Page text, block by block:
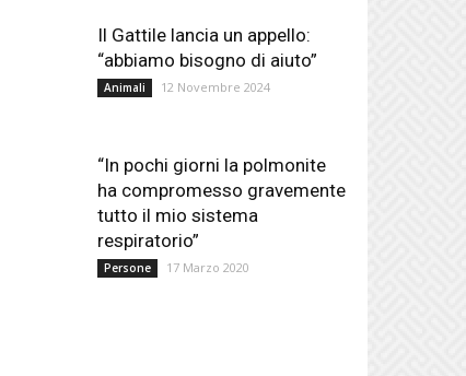
Il Gattile lancia un appello:
“abbiamo bisogno di aiuto”
Animali 12 Novembre 2024
“In pochi giorni la polmonite
ha compromesso gravemente
tutto il mio sistema
respiratorio”
Persone 17 Marzo 2020